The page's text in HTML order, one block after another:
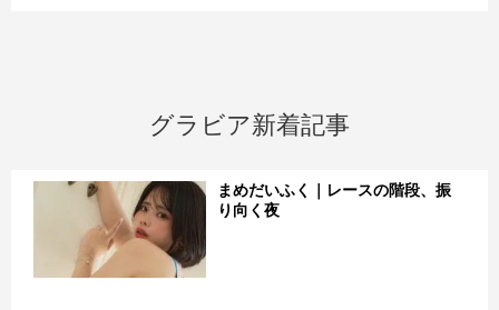
グラビア新着記事
まめだいふく｜レースの階段、振
り向く夜